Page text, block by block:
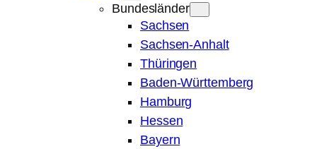
Bundesländer
Sachsen
Sachsen-Anhalt
Thüringen
Baden-Württemberg
Hamburg
Hessen
Bayern